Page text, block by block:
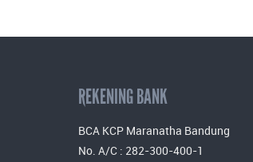
REKENING BANK
BCA KCP Maranatha Bandung
No. A/C : 282-300-400-1